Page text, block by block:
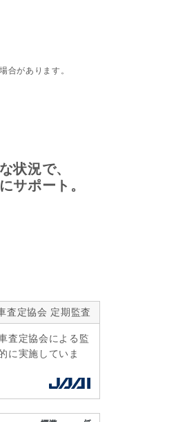
合があります。
状況で、
サポート。
査定協会 定期監査
査定協会による監
に実施していま